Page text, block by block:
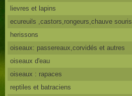
lievres et lapins
ecureuils ,castors,rongeurs,chauve souris
herissons
oiseaux: passereaux,corvidés et autres
oiseaux d'eau
oiseaux : rapaces
reptiles et batraciens